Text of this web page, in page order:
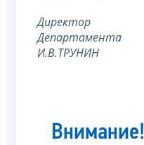
Директор
Департамента
И.В.ТРУНИН
Внимание!